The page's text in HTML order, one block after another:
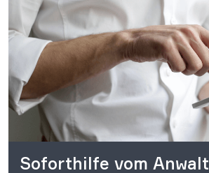
Soforthilfe vom Anwalt